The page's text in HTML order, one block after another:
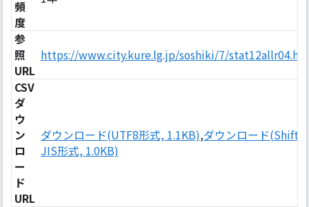
頻
度
参
照
URL
https://www.city.kure.lg.jp/soshiki/7/
CSV
ダ
ウ
ン
ロ
ー
ド
URL
ダウンロード(UTF8形式, 1.1KB),ダウンロード(Shift-
JIS形式, 1.0KB)